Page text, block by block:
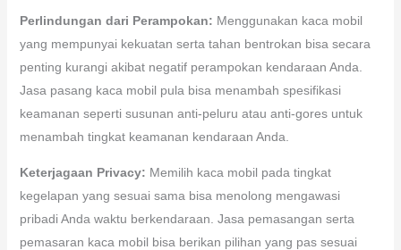
Perlindungan dari Perampokan: Menggunakan kaca mobil
yang mempunyai kekuatan serta tahan bentrokan bisa secara
penting kurangi akibat negatif perampokan kendaraan Anda.
Jasa pasang kaca mobil pula bisa menambah spesifikasi
keamanan seperti susunan anti-peluru atau anti-gores untuk
menambah tingkat keamanan kendaraan Anda.
Keterjagaan Privacy: Memilih kaca mobil pada tingkat
kegelapan yang sesuai sama bisa menolong mengawasi
pribadi Anda waktu berkendaraan. Jasa pemasangan serta
pemasaran kaca mobil bisa berikan pilihan yang pas sesuai